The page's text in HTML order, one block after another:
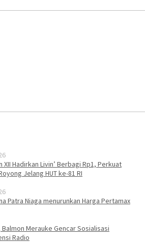
XII Hadirkan Livin’ Berbagi Rp1, Perkuat
Jelang HUT ke-81 RI
Patra Niaga menurunkan Harga Pertamax
Merauke Gencar Sosialisasi
Radio